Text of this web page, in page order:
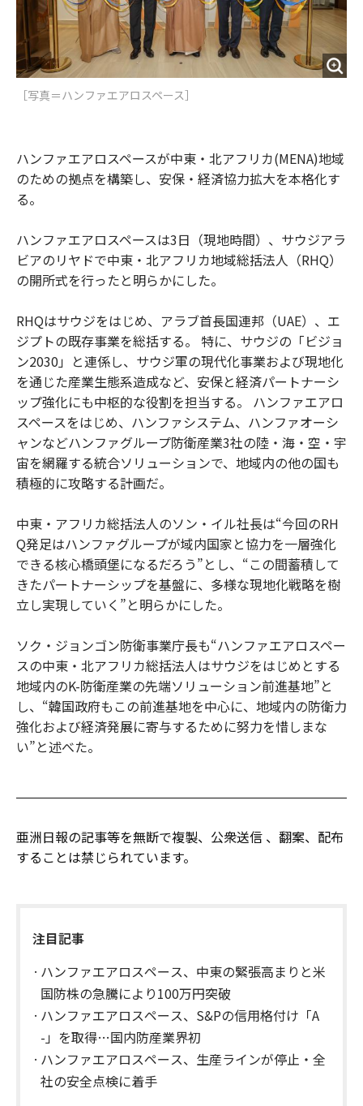
［写真＝ハンファエアロスペース］
ハンファエアロスペースが中東・北アフリカ(MENA)地域
のための拠点を構築し、安保・経済協力拡大を本格化す
る。
ハンファエアロスペースは3日（現地時間）、サウジアラ
ビアのリヤドで中東・北アフリカ地域総括法人（RHQ）
の開所式を行ったと明らかにした。
RHQはサウジをはじめ、アラブ首長国連邦（UAE）、エ
ジプトの既存事業を総括する。 特に、サウジの「ビジョ
ン2030」と連係し、サウジ軍の現代化事業および現地化
を通じた産業生態系造成など、安保と経済パートナーシ
ップ強化にも中枢的な役割を担当する。 ハンファエアロ
スペースをはじめ、ハンファシステム、ハンファオーシ
ャンなどハンファグループ防衛産業3社の陸・海・空・宇
宙を網羅する統合ソリューションで、地域内の他の国も
積極的に攻略する計画だ。
中東・アフリカ総括法人のソン・イル社長は“今回のRH
Q発足はハンファグループが域内国家と協力を一層強化
できる核心橋頭堡になるだろう”とし、“この間蓄積して
きたパートナーシップを基盤に、多様な現地化戦略を樹
立し実現していく”と明らかにした。
ソク・ジョンゴン防衛事業庁長も“ハンファエアロスペー
スの中東・北アフリカ総括法人はサウジをはじめとする
地域内のK-防衛産業の先端ソリューション前進基地”と
し、“韓国政府もこの前進基地を中心に、地域内の防衛力
強化および経済発展に寄与するために努力を惜しまな
い”と述べた。
亜洲日報の記事等を無断で複製、公衆送信 、翻案、配布
することは禁じられています。
注目記事
ハンファエアロスペース、中東の緊張高まりと米
国防株の急騰により100万円突破
ハンファエアロスペース、S&Pの信用格付け「A
-」を取得…国内防産業界初
ハンファエアロスペース、生産ラインが停止・全
社の安全点検に着手